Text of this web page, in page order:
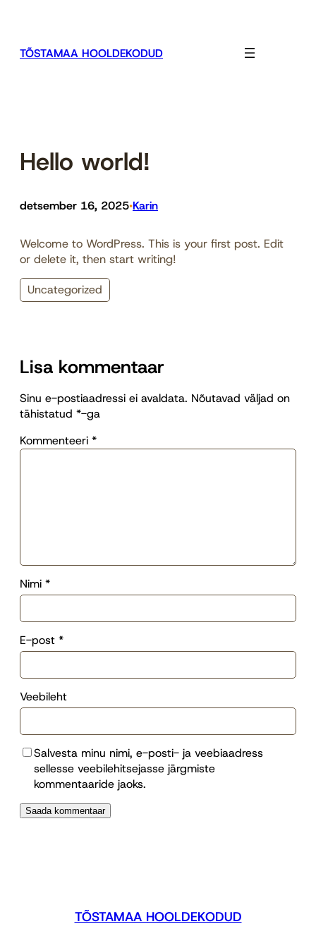
juurde
TÕSTAMAA HOOLDEKODUD
Hello world!
detsember 16, 2025•Karin
Welcome to WordPress. This is your first post. Edit
or delete it, then start writing!
Uncategorized
Lisa kommentaar
Sinu e-postiaadressi ei avaldata. Nõutavad väljad on
tähistatud *-ga
Kommenteeri *
Nimi *
E-post *
Veebileht
Salvesta minu nimi, e-posti- ja veebiaadress
sellesse veebilehitsejasse järgmiste
kommentaaride jaoks.
TÕSTAMAA HOOLDEKODUD